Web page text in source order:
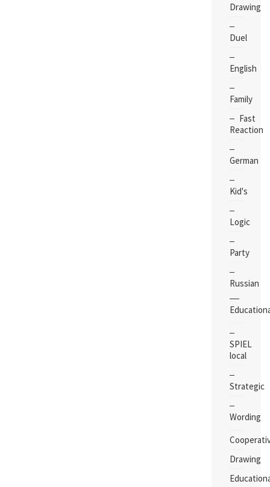
Drawing
Duel
English
Family
Fast
Reaction
German
Kid's
Logic
Party
Russian
SPIEL
local
Strategic
Wording
Drawing